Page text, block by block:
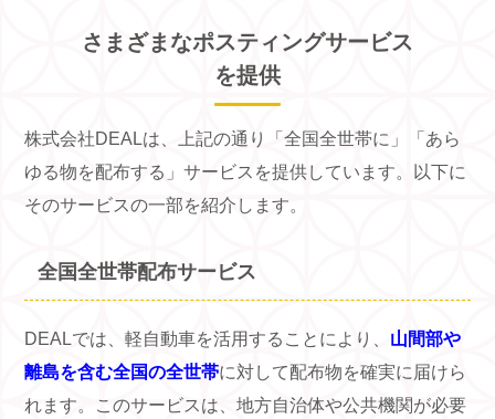
さまざまなポスティングサービス
を提供
株式会社DEALは、上記の通り「全国全世帯に」「あら
ゆる物を配布する」サービスを提供しています。以下に
そのサービスの一部を紹介します。
全国全世帯配布サービス
DEALでは、軽自動車を活用することにより、 山間部や
離島を含む全国の全世帯に対して配布物を確実に届けら
れます。このサービスは、地方自治体や公共機関が必要